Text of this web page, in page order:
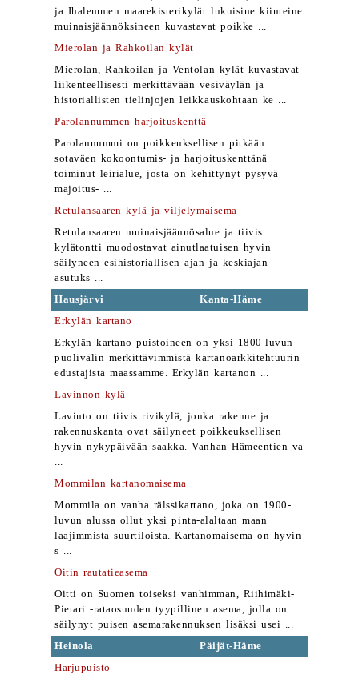
ja Ihalemmen maarekisterikylät lukuisine kiinteine
muinaisjäännöksineen kuvastavat poikke ...
Mierolan ja Rahkoilan kylät
Mierolan, Rahkoilan ja Ventolan kylät kuvastavat
liikenteellisesti merkittävään vesiväylän ja
historiallisten tielinjojen leikkauskohtaan ke ...
Parolannummen harjoituskenttä
Parolannummi on poikkeuksellisen pitkään
sotaväen kokoontumis- ja harjoituskenttänä
toiminut leirialue, josta on kehittynyt pysyvä
majoitus- ...
Retulansaaren kylä ja viljelymaisema
Retulansaaren muinaisjäännösalue ja tiivis
kylätontti muodostavat ainutlaatuisen hyvin
säilyneen esihistoriallisen ajan ja keskiajan
asutuks ...
Hausjärvi
Kanta-Häme
Erkylän kartano
Erkylän kartano puistoineen on yksi 1800-luvun
puolivälin merkittävimmistä kartanoarkkitehtuurin
edustajista maassamme. Erkylän kartanon ...
Lavinnon kylä
Lavinto on tiivis rivikylä, jonka rakenne ja
rakennuskanta ovat säilyneet poikkeuksellisen
hyvin nykypäivään saakka. Vanhan Hämeentien va
...
Mommilan kartanomaisema
Mommila on vanha rälssikartano, joka on 1900-
luvun alussa ollut yksi pinta-alaltaan maan
laajimmista suurtiloista. Kartanomaisema on hyvin
s ...
Oitin rautatieasema
Oitti on Suomen toiseksi vanhimman, Riihimäki-
Pietari -rataosuuden tyypillinen asema, jolla on
säilynyt puisen asemarakennuksen lisäksi usei ...
Heinola
Päijät-Häme
Harjupuisto